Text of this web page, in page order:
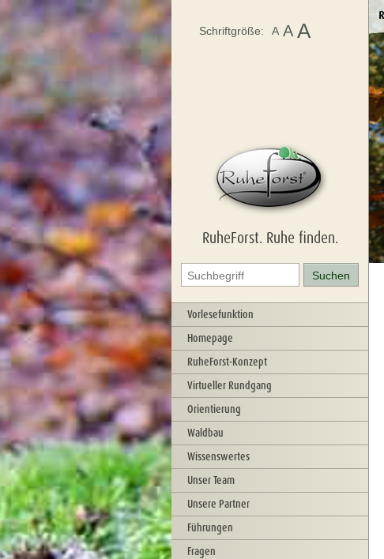
RuheForst. Ruhe finden.
Vorlesefunktion
Homepage
RuheForst-Konzept
Virtueller Rundgang
Orientierung
Waldbau
Wissenswertes
Unser Team
Unsere Partner
Führungen
Fragen
Schriftgröße: A A A